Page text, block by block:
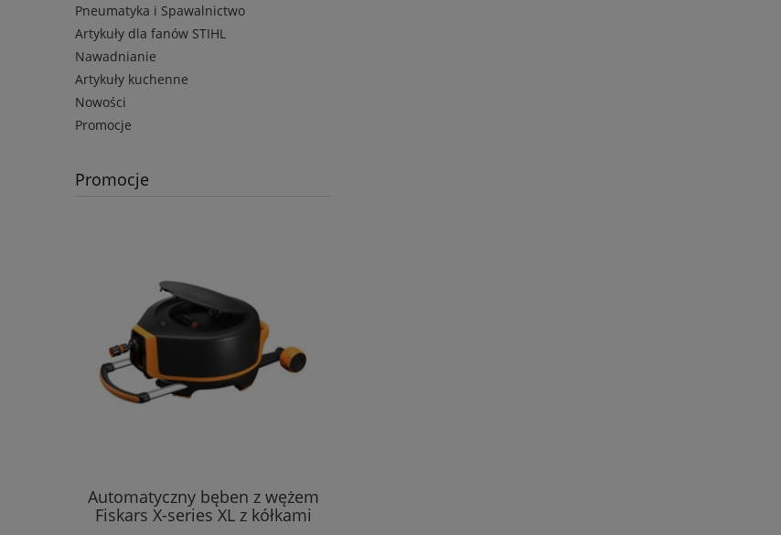
Pneumatyka i Spawalnictwo
Artykuły dla fanów STIHL
Nawadnianie
Artykuły kuchenne
Nowości
Promocje
Promocje
Automatyczny bęben z wężem
Fiskars X-series XL z kółkami